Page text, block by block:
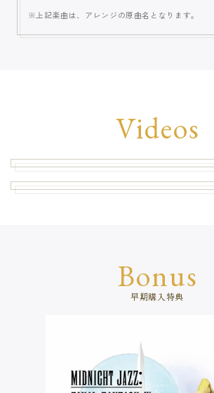
上記楽曲は、アレンジの原曲名となります。
Videos
Bonus
早期購入特典